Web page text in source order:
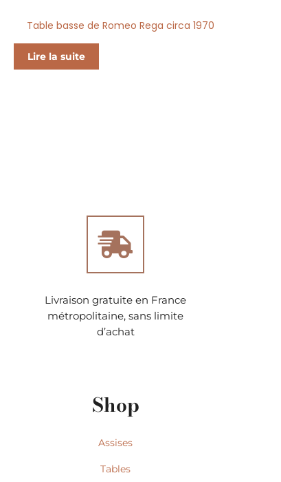
Table basse de Romeo Rega circa 1970
Lire la suite
Livraison gratuite en France
métropolitaine, sans limite
d’achat
Shop
Assises
Tables